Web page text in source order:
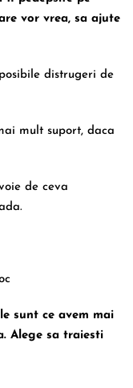
vor vrea, sa ajute
distrugeri de
mult suport, daca
de ceva
sunt ce avem mai
Alege sa traiesti